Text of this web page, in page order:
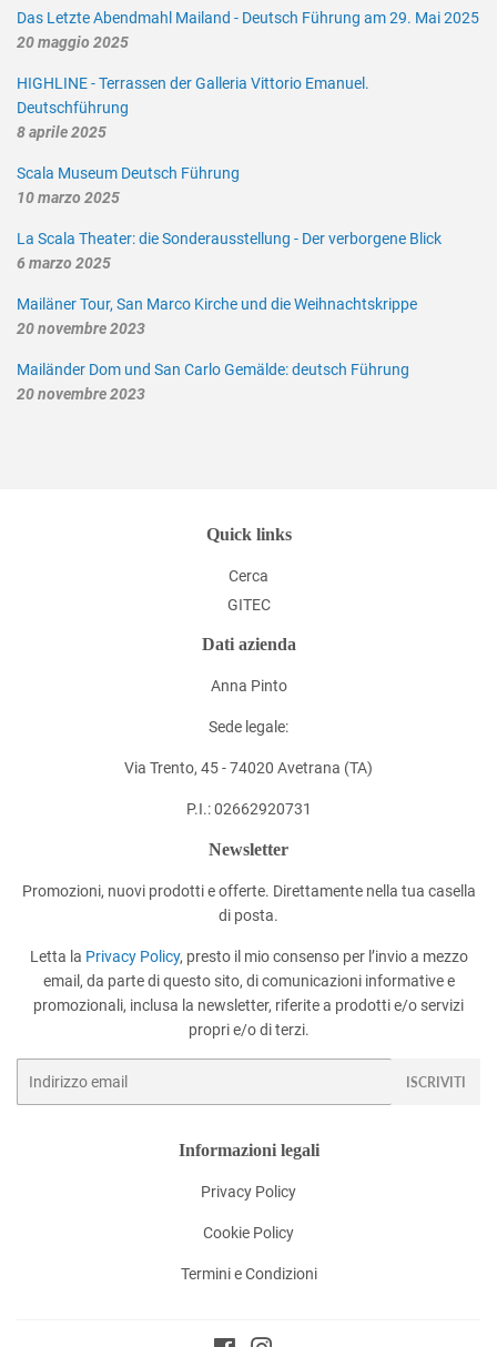
Das Letzte Abendmahl Mailand - Deutsch Führung am 29. Mai 2025
20 maggio 2025
HIGHLINE - Terrassen der Galleria Vittorio Emanuel.
Deutschführung
8 aprile 2025
Scala Museum Deutsch Führung
10 marzo 2025
La Scala Theater: die Sonderausstellung - Der verborgene Blick
6 marzo 2025
Mailäner Tour, San Marco Kirche und die Weihnachtskrippe
20 novembre 2023
Mailänder Dom und San Carlo Gemälde: deutsch Führung
20 novembre 2023
Quick links
Cerca
GITEC
Dati azienda
Anna Pinto
Sede legale:
Via Trento, 45 - 74020 Avetrana (TA)
P.I.: 02662920731
Newsletter
Promozioni, nuovi prodotti e offerte. Direttamente nella tua casella
di posta.
Letta la Privacy Policy, presto il mio consenso per l’invio a mezzo
email, da parte di questo sito, di comunicazioni informative e
promozionali, inclusa la newsletter, riferite a prodotti e/o servizi
propri e/o di terzi.
ISCRIVITI
Informazioni legali
Privacy Policy
Cookie Policy
Termini e Condizioni